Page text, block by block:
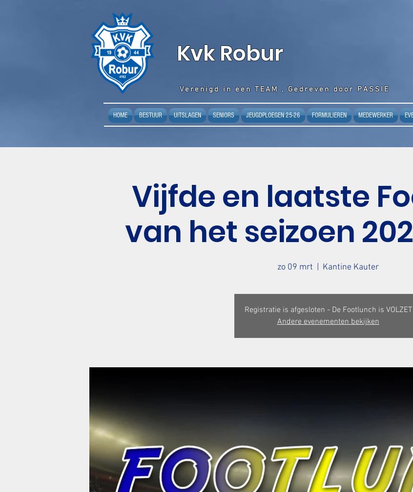
Kvk Robur
Verenigd in een TEAM , Gedreven door PASSIE
HOME BESTUUR UITSLAGEN SENIORS JEUGDPLOEGEN 25-26 FORMULIEREN MEDEWERKER
Vijfde en laatste
van het seizoen
zo 09 mrt Kantine Kauter
Registratie is afgesloten - De Footlunch is VOLZET
Andere evenementen bekijken